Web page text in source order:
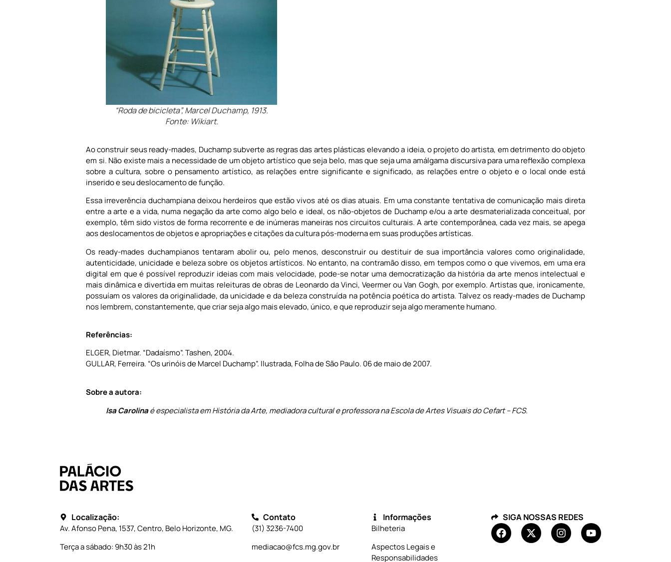
“Roda de bicicleta”, Marcel Duchamp, 1913.
Fonte: Wikiart.
Ao construir seus ready-mades, Duchamp subverte as regras das artes plásticas elevando a ideia, o projeto do artista, em detrimento do objeto
em si. Não existe mais a necessidade de um objeto artístico que seja belo, mas que seja uma amálgama discursiva para uma reflexão complexa
sobre a cultura, sobre o pensamento artístico, as relações entre significante e significado, as relações entre o objeto e o local onde está
inserido e seu deslocamento de função.
Essa irreverência duchampiana deixou herdeiros que estão vivos até os dias atuais. Em uma constante tentativa de comunicação mais direta
entre a arte e a vida, numa negação da arte como algo belo e ideal, os não-objetos de Duchamp e/ou a arte desmaterializada conceitual, por
exemplo, têm sido vistos de forma recorrente e de inúmeras maneiras nos circuitos culturais. A arte contemporânea, cada vez mais, se apega
aos deslocamentos de objetos e apropriações e citações da cultura pós-moderna em suas produções artísticas.
Os ready-mades duchampianos tentaram abolir ou, pelo menos, desconstruir ou destituir de sua importância valores como originalidade,
autenticidade, unicidade e beleza sobre os objetos artísticos. No entanto, na contramão disso, em tempos como o que vivemos, em uma era
digital em que é possível reproduzir ideias com mais velocidade, pode-se notar uma democratização da história da arte menos intelectual e
mais dinâmica e divertida em muitas releituras de obras de Leonardo da Vinci, Veermer ou Van Gogh, por exemplo. Artistas que, ironicamente,
possuíam os valores da originalidade, da unicidade e da beleza construída na potência poética do artista. Talvez os ready-mades de Duchamp
nos lembrem, constantemente, que criar seja algo mais elevado, único, e que reproduzir seja algo meramente humano.
Referências:
ELGER, Dietmar. “Dadaísmo”. Tashen, 2004.
GULLAR, Ferreira. “Os urinóis de Marcel Duchamp”. Ilustrada, Folha de São Paulo. 06 de maio de 2007.
Sobre a autora:
Isa Carolinaé especialista em História da Arte, mediadora cultural e professora na Escola de Artes Visuais do Cefart – FCS.
Localização:
Av. Afonso Pena, 1537, Centro, Belo Horizonte, MG.
Terça a sábado: 9h30 às 21h
Contato
(31) 3236-7400
mediacao@fcs.mg.gov.br
Informações
Bilheteria
Aspectos Legais e
Responsabilidades
SIGA NOSSAS REDES